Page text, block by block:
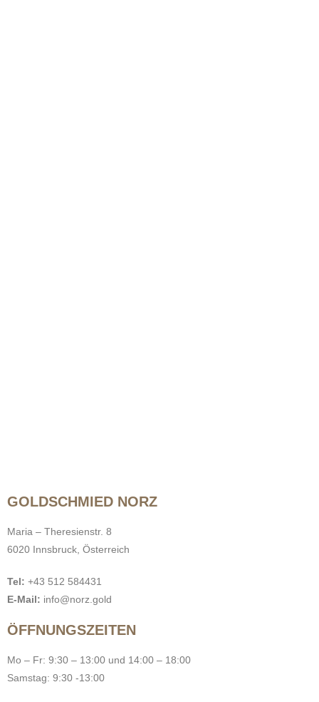
GOLDSCHMIED NORZ
Maria – Theresienstr. 8
6020 Innsbruck, Österreich
Tel: +43 512 584431
E-Mail: info@norz.gold
ÖFFNUNGSZEITEN
Mo – Fr: 9:30 – 13:00 und 14:00 – 18:00
Samstag: 9:30 -13:00